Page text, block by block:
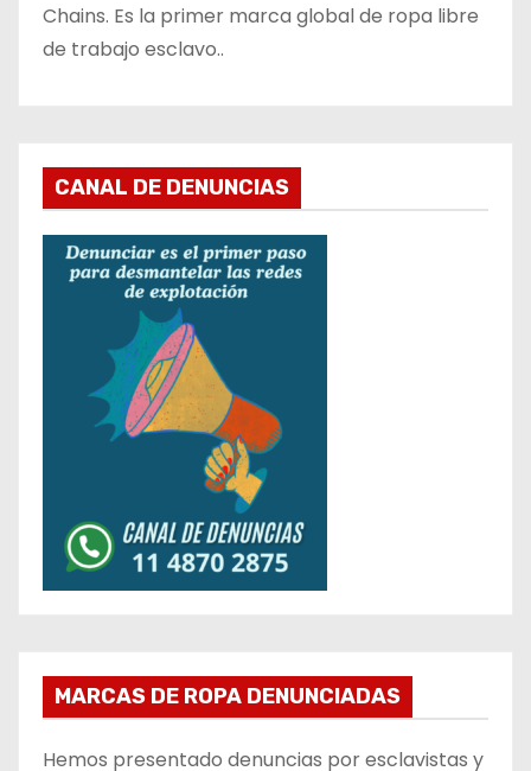
Chains. Es la primer marca global de ropa libre
de trabajo esclavo..
CANAL DE DENUNCIAS
MARCAS DE ROPA DENUNCIADAS
Hemos presentado denuncias por esclavistas y